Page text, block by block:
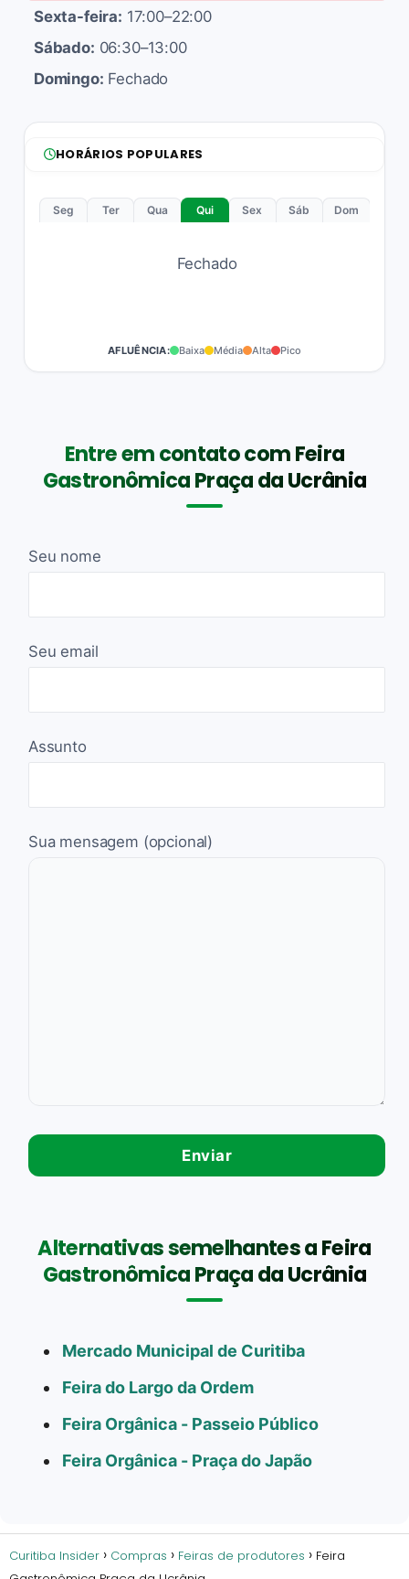
Sexta-feira: 17:00–22:00
Sábado: 06:30–13:00
Domingo: Fechado
HORÁRIOS POPULARES
Seg Ter Qua Qui Sex Sáb Dom
Fechado
AFLUÊNCIA: Baixa Média Alta Pico
Entre em contato com Feira
Gastronômica Praça da Ucrânia
Seu nome
Seu email
Assunto
Sua mensagem (opcional)
Alternativas semelhantes a Feira
Gastronômica Praça da Ucrânia
Mercado Municipal de Curitiba
Feira do Largo da Ordem
Feira Orgânica - Passeio Público
Feira Orgânica - Praça do Japão
Curitiba Insider Compras Feiras de produtores
Feira